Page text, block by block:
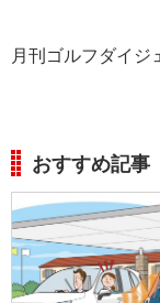
月刊ゴルフダイジ
おすすめ記事